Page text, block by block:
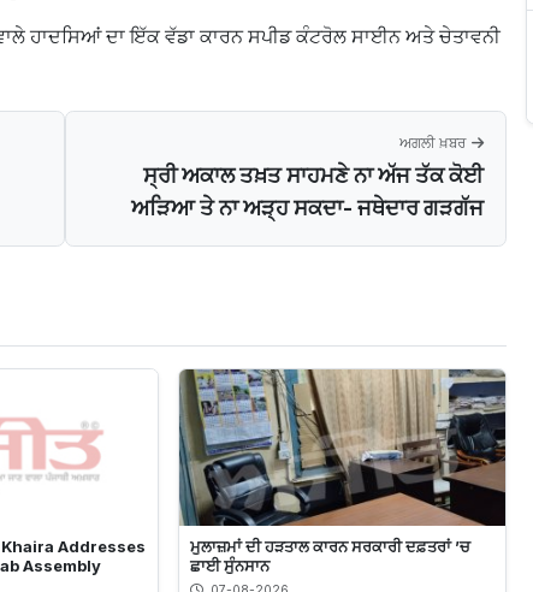
ਹਾਦਸਿਆਂ ਦਾ ਇੱਕ ਵੱਡਾ ਕਾਰਨ ਸਪੀਡ ਕੰਟਰੋਲ ਸਾਈਨ ਅਤੇ ਚੇਤਾਵਨੀ
ਅਗਲੀ ਖ਼ਬਰ
ਸ੍ਰੀ ਅਕਾਲ ਤਖ਼ਤ ਸਾਹਮਣੇ ਨਾ ਅੱਜ ਤੱਕ ਕੋਈ
ਅੜਿਆ ਤੇ ਨਾ ਅੜ੍ਹ ਸਕਦਾ- ਜਥੇਦਾਰ ਗੜਗੱਜ
Addresses
Assembly
ਮੁਲਾਜ਼ਮਾਂ ਦੀ ਹੜਤਾਲ ਕਾਰਨ ਸਰਕਾਰੀ ਦਫ਼ਤਰਾਂ ’ਚ
ਛਾਈ ਸੁੰਨਸਾਨ